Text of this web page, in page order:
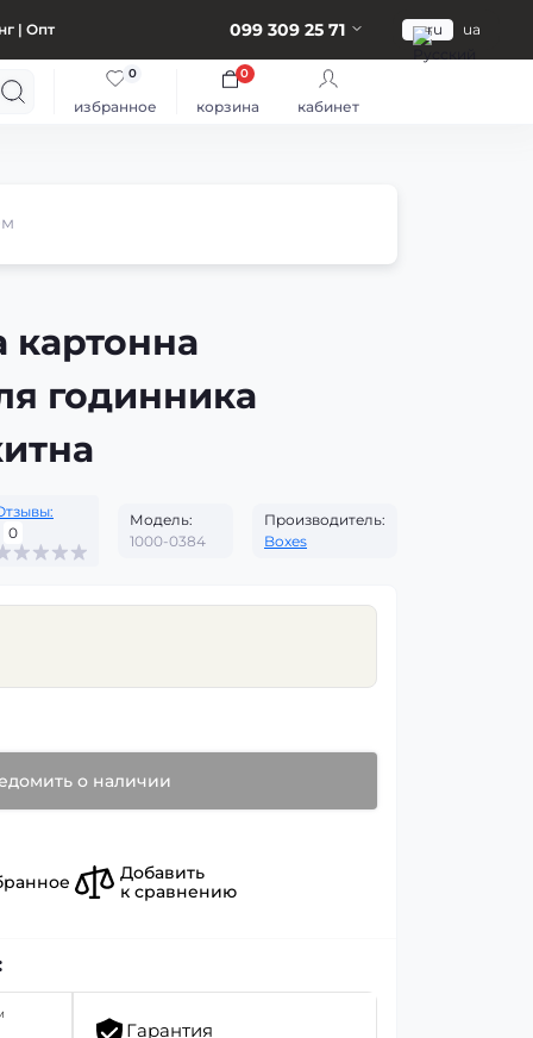
| Опт 099 309 25 71 ru ua
избранное
0
корзина
0
кабинет
картонна
годинника
0
Модель:
1000-0384
Производитель:
Boxes
о наличии
Добавить
к сравнению
Гарантия